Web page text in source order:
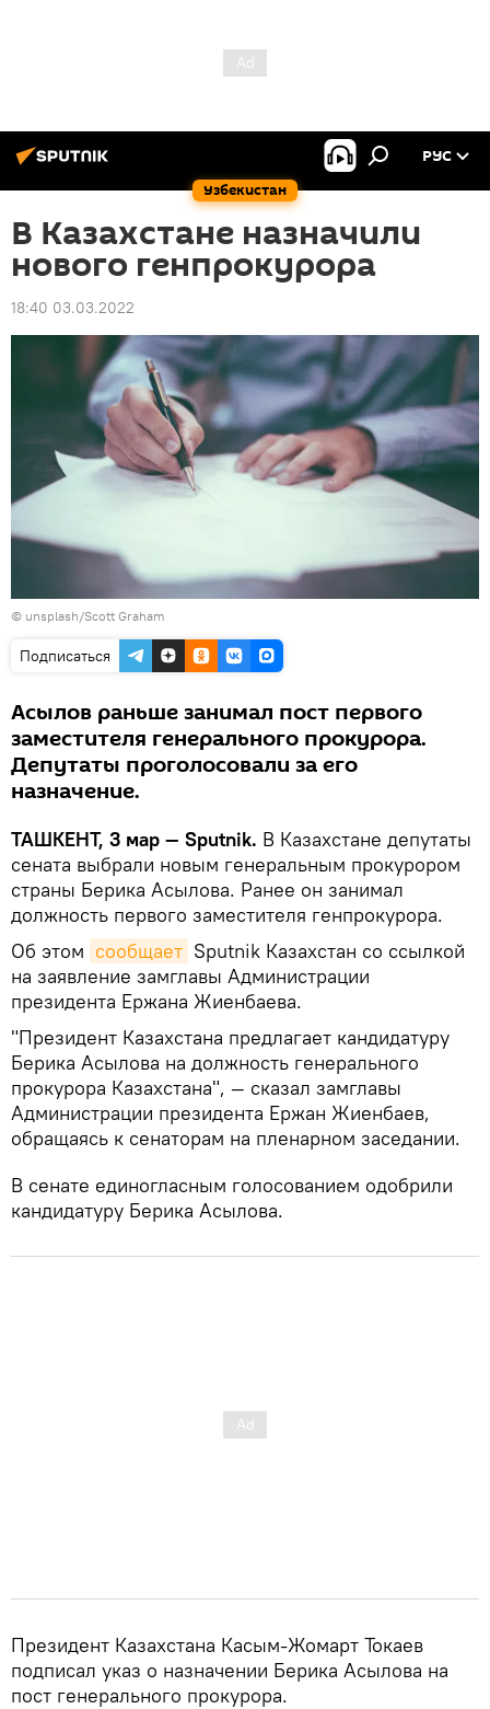
Узбекистан
РУС
В Казахстане назначили
нового генпрокурора
18:40 03.03.2022
© unsplash/Scott Graham
Подписаться
Асылов раньше занимал пост первого
заместителя генерального прокурора.
Депутаты проголосовали за его
назначение.
ТАШКЕНТ, 3 мар — Sputnik. В Казахстане депутаты
сената выбрали новым генеральным прокурором
страны Берика Асылова. Ранее он занимал
должность первого заместителя генпрокурора.
Об этом сообщает Sputnik Казахстан со ссылкой
на заявление замглавы Администрации
президента Ержана Жиенбаева.
"Президент Казахстана предлагает кандидатуру
Берика Асылова на должность генерального
прокурора Казахстана", — сказал замглавы
Администрации президента Ержан Жиенбаев,
обращаясь к сенаторам на пленарном заседании.
В сенате единогласным голосованием одобрили
кандидатуру Берика Асылова.
Президент Казахстана Касым-Жомарт Токаев
подписал указ о назначении Берика Асылова на
пост генерального прокурора.